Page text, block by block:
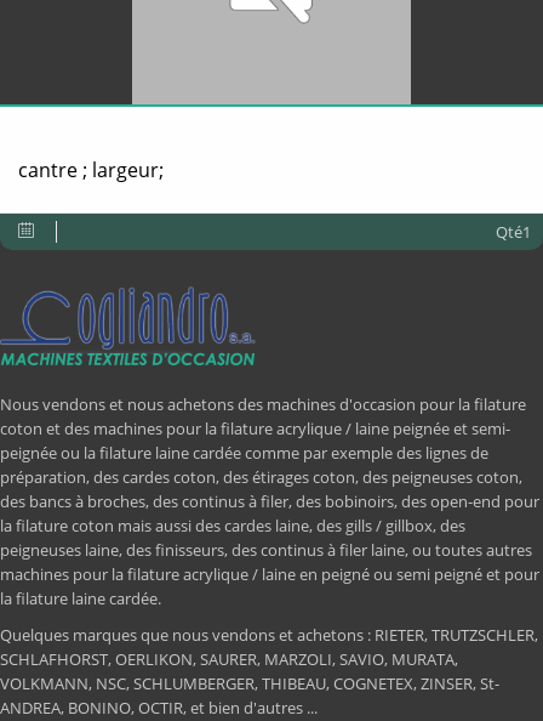
cantre ; largeur;
Qté1
Nous vendons et nous achetons des machines d'occasion pour la filature
coton et des machines pour la filature acrylique / laine peignée et semi-
peignée ou la filature laine cardée comme par exemple des lignes de
préparation, des cardes coton, des étirages coton, des peigneuses coton,
des bancs à broches, des continus à filer, des bobinoirs, des open-end pour
la filature coton mais aussi des cardes laine, des gills / gillbox, des
peigneuses laine, des finisseurs, des continus à filer laine, ou toutes autres
machines pour la filature acrylique / laine en peigné ou semi peigné et pour
la filature laine cardée.
Quelques marques que nous vendons et achetons : RIETER, TRUTZSCHLER,
SCHLAFHORST, OERLIKON, SAURER, MARZOLI, SAVIO, MURATA,
VOLKMANN, NSC, SCHLUMBERGER, THIBEAU, COGNETEX, ZINSER, St-
ANDREA, BONINO, OCTIR, et bien d'autres ...